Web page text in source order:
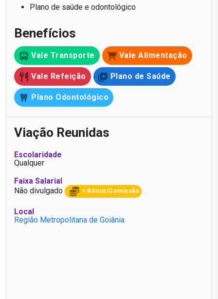
Plano de saúde e odontológico
Benefícios
Vale Transporte Vale Alimentação
Vale Refeição Plano de Saúde
Plano Odontológico
Viação Reunidas
Escolaridade
Qualquer
Faixa Salarial
Não divulgado
+ Bônus/Comissão
Local
Região Metropolitana de Goiânia